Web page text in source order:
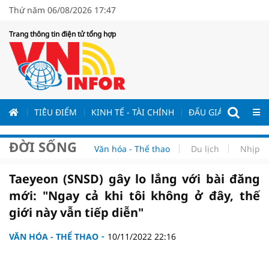
Thứ năm 06/08/2026 17:47
Trang thông tin điện tử tổng hợp
TIÊU ĐIỂM KINH TẾ - TÀI CHÍNH ĐẤU GIÁ - ĐẤU
ĐỜI SỐNG Văn hóa - Thể thao Du lịch Nhịp
Taeyeon (SNSD) gây lo lắng với bài đăng
mới: "Ngay cả khi tôi không ở đây, thế
giới này vẫn tiếp diễn"
VĂN HÓA - THỂ THAO 10/11/2022 22:16